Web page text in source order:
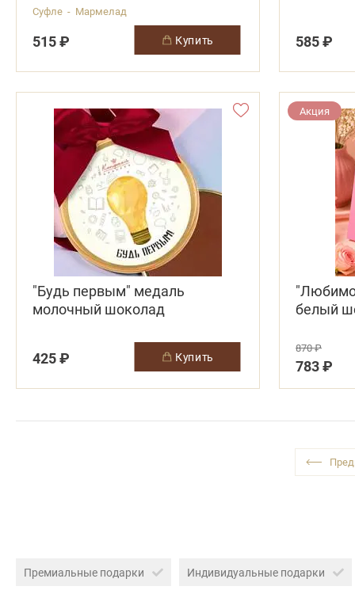
Суфле - Мармелад
515 ₽ купить 585 ₽
"Будь первым" медаль
молочный шоколад
425 ₽ купить
Акция
белый
870 ₽
783 ₽
Премиальные подарки Индивидуальные подарки